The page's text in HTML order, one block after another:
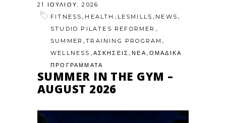
21 ΙΟΥΛΊΟΥ, 2026
FITNESS , HEALTH , LESMILLS , NEWS ,
STUDIO PILATES REFORMER ,
SUMMER ,TRAINING PROGRAM ,
WELLNESS , ΑΣΚΗΣΕΙΣ ,ΝΕΑ , ΟΜΑΔΙΚΑ
ΠΡΟΓΡΑΜΜΑΤΑ
SUMMER IN THE GYM –
AUGUST 2026